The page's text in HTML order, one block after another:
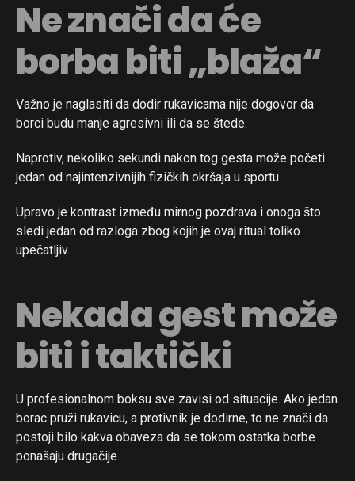
Ne znači da će
borba biti „blaža“
Važno je naglasiti da dodir rukavicama nije dogovor da
borci budu manje agresivni ili da se štede.
Naprotiv, nekoliko sekundi nakon tog gesta može početi
jedan od najintenzivnijih fizičkih okršaja u sportu.
Upravo je kontrast između mirnog pozdrava i onoga što
sledi jedan od razloga zbog kojih je ovaj ritual toliko
upečatljiv.
Nekada gest može
biti i taktički
U profesionalnom boksu sve zavisi od situacije. Ako jedan
borac pruži rukavicu, a protivnik je dodirne, to ne znači da
postoji bilo kakva obaveza da se tokom ostatka borbe
ponašaju drugačije.